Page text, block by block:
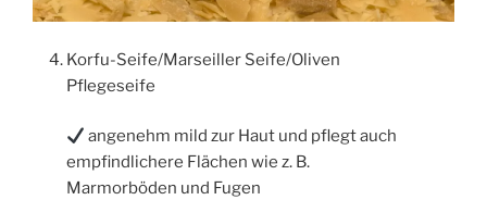
Korfu-Seife/Marseiller Seife/Oliven
Pflegeseife
angenehm mild zur Haut und pflegt auch
empfindlichere Flächen wie z. B.
Marmorböden und Fugen